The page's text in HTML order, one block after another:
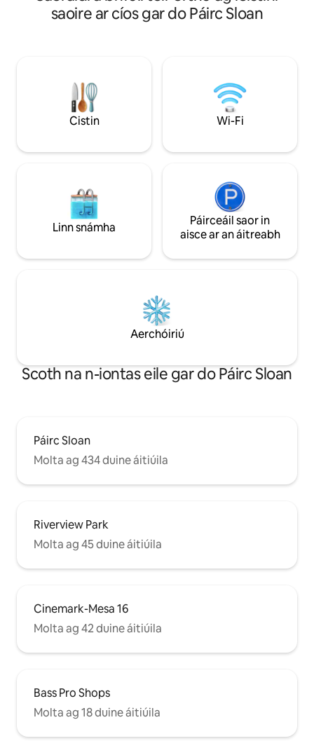
paitió tosaigh scáthaithe clúdach le
haghaidh caife na maidine agus
Dhá cluichí stua, blackjack agus táblaí
craps. Tá Fire TV le Amazon Prime, MLB i
ngach seomra agus is féidir le haíonna
logáil isteach ina seirbhísí féin. Tá costas
linn snámha théite.
oiliúint an
agus
teolaí 4 sheomra
mháistir. Ní mór
do riachtanais
carr ar fáil má
saoire ar cíos gar do Páirc Sloan
Cistin Wi-Fi
Linn snámha
Páirceáil saor in
aisce ar an áitreabh
Aerchóiriú
Scoth na n-iontas eile gar do Páirc Sloan
Páirc Sloan
Molta ag 434 duine áitiúila
Riverview Park
Molta ag 45 duine áitiúila
Cinemark-Mesa 16
Molta ag 42 duine áitiúila
Bass Pro Shops
Molta ag 18 duine áitiúila